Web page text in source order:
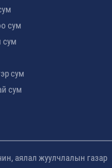
сум
сум
сум
сум
аялал жуулчлалын газар